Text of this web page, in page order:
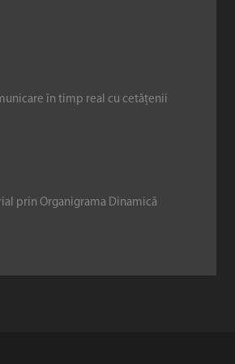
în timp real cu cetățenii
prin Organigrama Dinamică